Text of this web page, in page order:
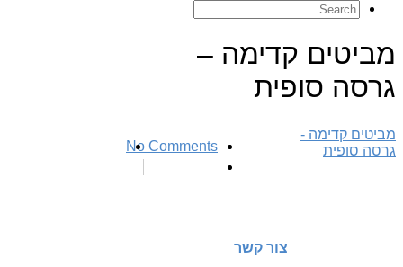
מביטים קדימה –
גרסה סופית
No Comments
מביטים קדימה -
גרסה סופית
צור קשר